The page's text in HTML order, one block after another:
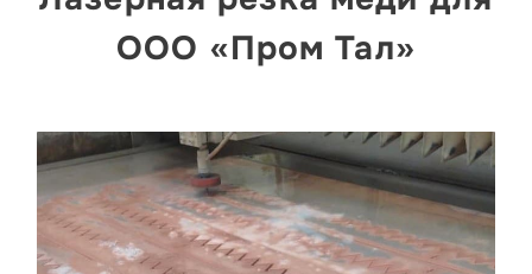
НАШИ РАБОТЫ
О КОМПАНИИ
КОНТАКТЫ
ООО «Пром Тал»